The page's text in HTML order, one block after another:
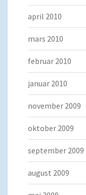
april 2010
mars 2010
februar 2010
januar 2010
november 2009
oktober 2009
september 2009
august 2009